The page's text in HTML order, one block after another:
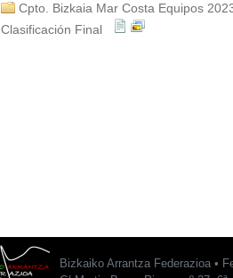
Cpto. Bizkaia Mar Costa Equipos
Clasificación Final
Bizkaiko Arrantza Federazioa •